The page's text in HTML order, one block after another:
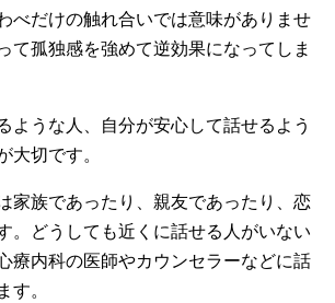
べだけの触れ合いでは意味がありませ
て孤独感を強めて逆効果になってしま
ような人、自分が安心して話せるよう
大切です。
家族であったり、親友であったり、恋
。どうしても近くに話せる人がいない
療内科の医師やカウンセラーなどに話
す。